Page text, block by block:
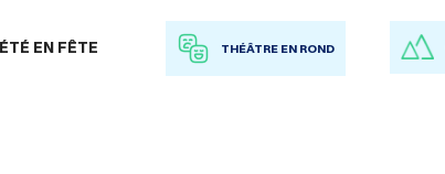
EN FÊTE THÉÂTRE EN ROND